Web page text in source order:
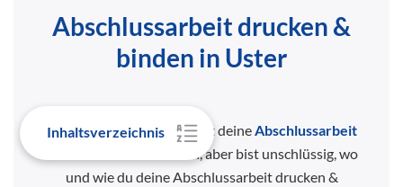
Inhaltsverzeichnis
Abschlussarbeit drucken &
binden in Uster
Du bist fertig und möchtest deineAbschlussarbeit
lassen, aber bist unschlüssig, wo
und wie du deine Abschlussarbeit drucken &